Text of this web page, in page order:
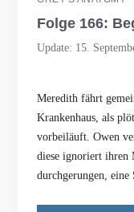
Folge 166:
Update: 15.
Meredith fährt
Krankenhaus, als
vorbeiläuft. Owen
diese ignoriert ihren
durchgerungen, eine